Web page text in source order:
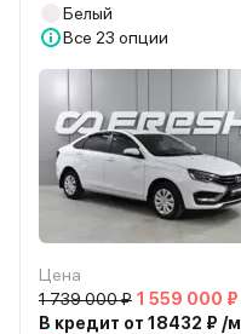
Белый
Все 23 опции
Цена
1 739 000 ₽ 1 559 000 ₽
В кредит от 18432 ₽ /